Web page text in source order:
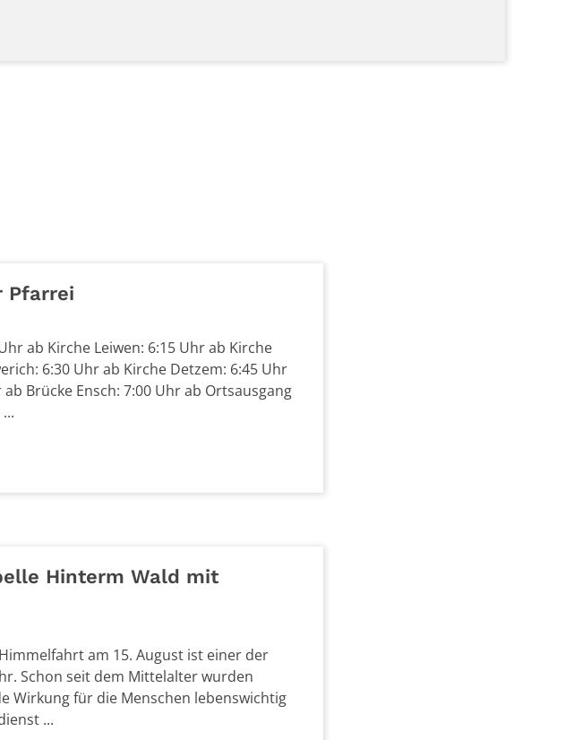
Pfarrei
ab Kirche Leiwen: 6:15 Uhr ab Kirche
6:30 Uhr ab Kirche Detzem: 6:45 Uhr
Brücke Ensch: 7:00 Uhr ab Ortsausgang
Hinterm Wald mit
am 15. August ist einer der
Schon seit dem Mittelalter wurden
Wirkung für die Menschen lebenswichtig
...